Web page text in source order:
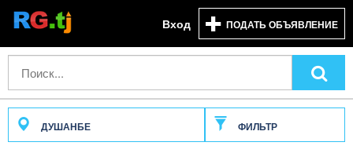
Вход ПОДАТЬ ОБЪЯВЛЕНИЕ
ДУШАНБЕ ФИЛЬТР